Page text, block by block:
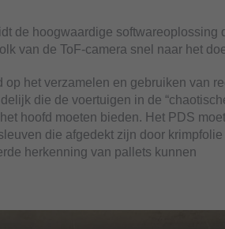
de hoogwaardige softwareoplossing
van de ToF-camera snel naar het
het verzamelen en gebruiken van
die de voertuigen in de
hoofd moeten bieden. Het PDS
die afgedekt zijn door krimpfolie
herkenning van pallets kunnen